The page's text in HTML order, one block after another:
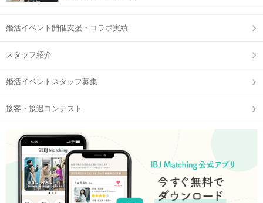
婚活イベント開催支援・コラボ実績
スタッフ紹介
婚活イベントスタッフ募集
接客・接遇コンテスト